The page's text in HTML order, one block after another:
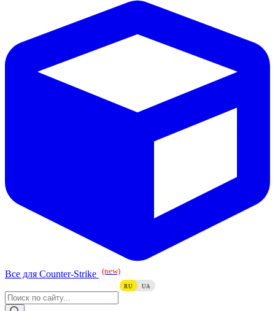
Все для Counter-Strike (new)
RU UA